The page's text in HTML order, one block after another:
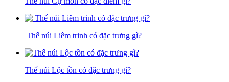
Thế núi Liêm trinh có đặc trưng gì?
Thế núi Lộc tồn có đặc trưng gì?